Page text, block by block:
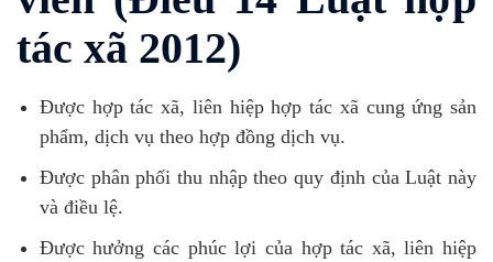
tác xã 2012)
Được hợp tác xã, liên hiệp hợp tác xã cung ứng sản
phẩm, dịch vụ theo hợp đồng dịch vụ.
Được phân phối thu nhập theo quy định của Luật này
và điều lệ.
Được hưởng các phúc lợi của hợp tác xã, liên hiệp